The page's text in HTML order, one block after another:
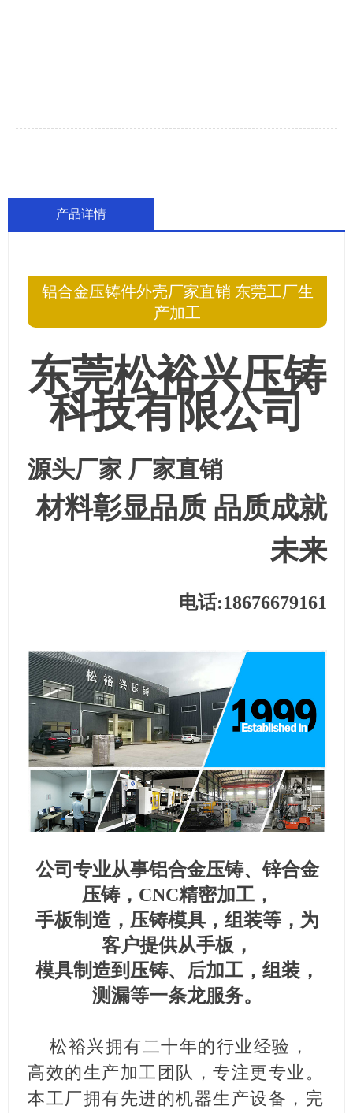
产品详情
铝合金压铸件外壳厂家直销 东莞工厂生
产加工
东莞松裕兴压铸
科技有限公司
源头厂家 厂家直销
材料彰显品质 品质成就
未来
电话:18676679161
公司专业从事铝合金压铸、锌合金
压铸，CNC精密加工，
手板制造，压铸模具，组装等，为
客户提供从手板，
模具制造到压铸、后加工，组装，
测漏等一条龙服务。
松裕兴拥有二十年的行业经验，
高效的生产加工团队，专注更专业。
本工厂拥有先进的机器生产设备，完